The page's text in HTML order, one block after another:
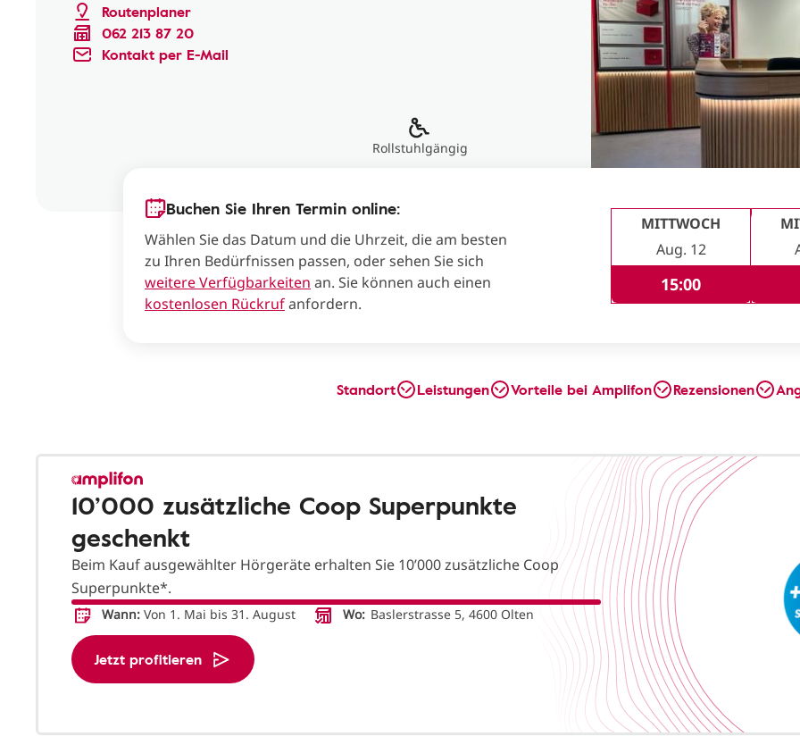
Routenplaner
062 213 87 20
Kontakt per E-Mail
Rollstuhlgängig
Buchen Sie Ihren Termin online:
Wählen Sie das Datum und die Uhrzeit, die am besten
zu Ihren Bedürfnissen passen, oder sehen Sie sich
weitere Verfügbarkeiten an. Sie können auch einen
kostenlosen Rückrufanfordern.
MITTWOCH
Aug. 12
15:00
Standort Leistungen Vorteile bei Amplifon Rezensionen
10’000 zusätzliche Coop Superpunkte
geschenkt
Beim Kauf ausgewählter Hörgeräte erhalten Sie 10’000 zusätzliche Coop
Superpunkte*.
Wann: Von 1. Mai bis 31. August Wo: Baslerstrasse 5, 4600 Olten
Jetzt profitieren